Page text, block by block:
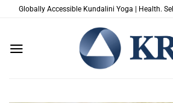
SaltaGlobally Accessible Kundalini Yoga | Health.